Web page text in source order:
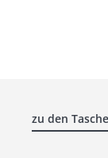
zu den